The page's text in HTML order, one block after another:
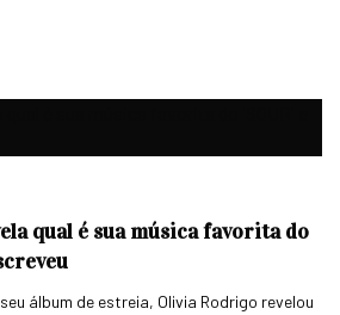
qual é sua música favorita do
álbum de estreia, Olivia Rodrigo revelou